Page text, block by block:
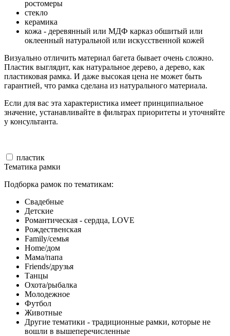
ростомеры
стекло
керамика
кожа - деревянный или МДФ карказ обшитый или
оклеенный натуральной или искусственной кожей
Визуально отличить материал багета бывает очень сложно.
Пластик выглядит, как натуральное дерево, а дерево, как
пластиковая рамка. И даже высокая цена не может быть
гарантией, что рамка сделана из натурального материала.
Если для вас эта характеристика имеет принципиальное
значение, устанавливайте в фильтрах приоритеты и уточняйте
у консультанта.
пластик
Тематика рамки
Подборка рамок по тематикам:
Свадебные
Детские
Романтическая - сердца, LOVE
Рождественская
Family/семья
Home/дом
Мама/папа
Friends/друзья
Танцы
Охота/рыбалка
Молодежное
Футбол
Животные
Другие тематики - традиционные рамки, которые не
вошли в вышеперечисленные